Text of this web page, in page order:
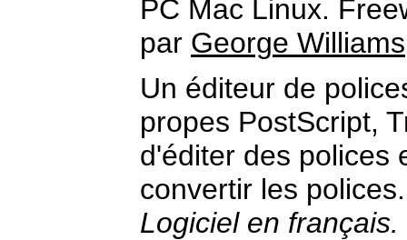
PC Mac Linux.
par George Williams
Un éditeur de
propes PostScript,
d'éditer des polices
convertir les polices.
Logiciel en français.